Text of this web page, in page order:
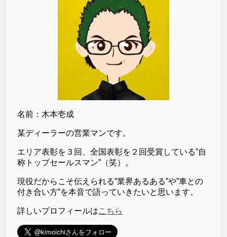
名前：木本壱成
某ディーラーの営業マンです。
エリア表彰を３回、全国表彰を２回受賞している”自
称トップセールスマン”（笑）。
現役だからこそ伝えられる”業界あるある”や”車との
付き合い方”を本音で語っていきたいと思います。
詳しいプロフィールはこちら